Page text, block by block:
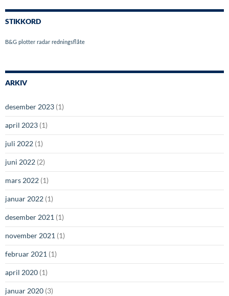
STIKKORD
B&G plotter radar redningsflåte
ARKIV
desember 2023 (1)
april 2023 (1)
juli 2022 (1)
juni 2022 (2)
mars 2022 (1)
januar 2022 (1)
desember 2021 (1)
november 2021 (1)
februar 2021 (1)
april 2020 (1)
januar 2020 (3)